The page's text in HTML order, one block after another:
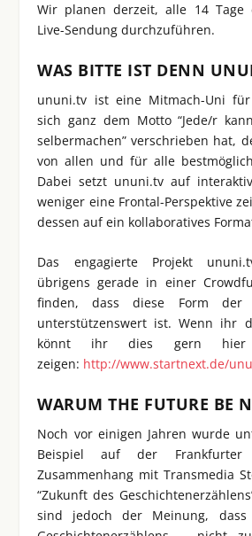
Wir planen derzeit, alle 14 Tage
Live-Sendung durchzuführen.
WAS BITTE IST DENN
ununi.tv ist eine Mitmach-Uni für
sich ganz dem Motto “Jede/r
selbermachen” verschrieben hat,
von allen und für alle
Dabei setzt ununi.tv auf
weniger eine Frontal-Perspektive
dessen auf ein kollaboratives
Das engagierte Projekt
übrigens gerade in einer
finden, dass diese Form der
unterstützenswert ist. Wenn ihr
könnt ihr dies gern hier
zeigen: http://www.startnext.de/
WARUM THE FUTURE BE
Noch vor einigen Jahren wurde
Beispiel auf der Frankfurter
Zusammenhang mit Transmedia
“Zukunft des
sind jedoch der Meinung,